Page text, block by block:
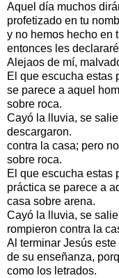
Aquel día muchos
profetizado en tu
y no hemos hecho en
entonces les
Alejaos de mí,
El que escucha estas
se parece a aquel
sobre roca.
Cayó la lluvia, se
descargaron.
contra la casa; pero
sobre roca.
El que escucha estas
práctica se parece a
casa sobre arena.
Cayó la lluvia, se
rompieron contra la
Al terminar Jesús
de su enseñanza,
como los letrados.